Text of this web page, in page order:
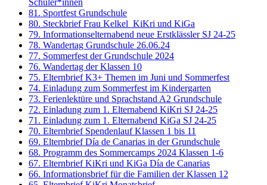
Schüler*innen
81. Sportfest Grundschule
80. Steckbrief Frau Kelkel_KiKri und KiGa
79. Informationselternabend neue Erstklässler SJ 24-25
78. Wandertag Grundschule 26.06.24
77. Sommerfest der Grundschule 2024
76. Wandertag der Klassen 10
75. Elternbrief K3+ Themen im Juni und Sommerfest
74. Einladung zum Sommerfest im Kindergarten
73. Ferienlektüre und Sprachstand A2 Grundschule
72. Einladung zum 1. Elternabend KiKri SJ 24-25
71. Einladung zum 1. Elternabend KiGa SJ 24-25
70. Elternbrief Spendenlauf Klassen 1 bis 11
69. Elternbrief Día de Canarias in der Grundschule
68. Programm des Sommercamps 2024 Klassen 1-6
67. Elternbrief KiKri und KiGa Día de Canarias
66. Informationsbrief für die Familien der Klassen 12